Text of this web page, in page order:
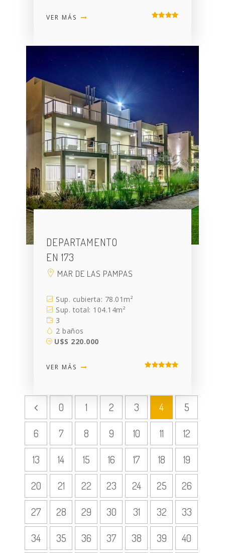
VER MÁS
DEPARTAMENTO
EN 173
MAR DE LAS PAMPAS
Sup. cubierta: 78.01m²
Sup. total: 104.14m²
3
2 baños
U$S 220.000
VER MÁS
0 1 2 3 4
5
6
7 8 9 10 11
12
13
14 15 16 17 18
19
20
21 22 23 24 25
26
27
28 29 30 31 32
33
34
35 36 37 38 39
40